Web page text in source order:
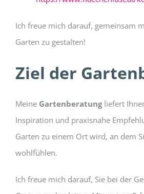
Ich freue mich darauf, gemeinsam
Garten zu gestalten!
Ziel der
Meine Gartenberatungliefert
Inspiration und praxisnahe
Garten zu einem Ort wird, an dem
wohlfühlen.
Ich freue mich darauf, Sie bei der